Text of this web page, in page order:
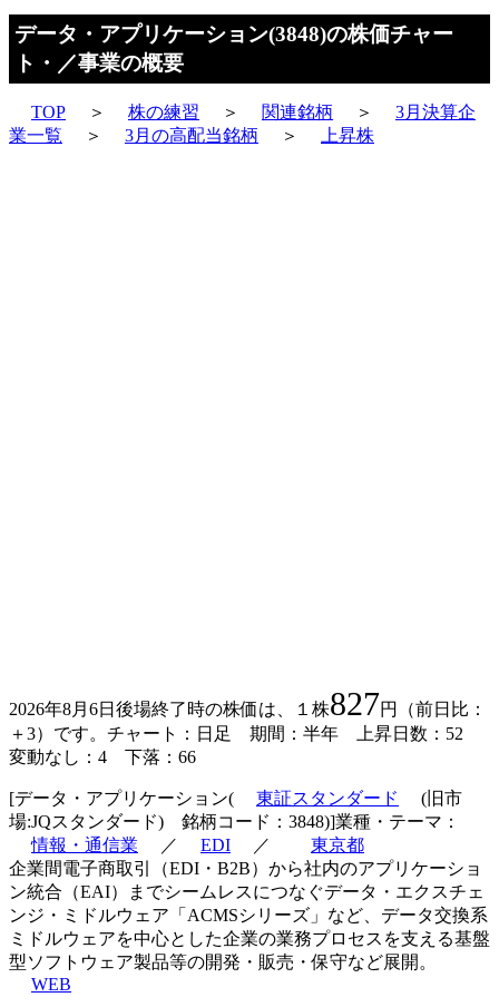
データ・アプリケーション(3848)の株価チャー
ト・／事業の概要
TOP ＞ 株の練習 ＞ 関連銘柄 ＞
3月決算企
業一覧
＞ 3月の高配当銘柄 ＞ 上昇株
2026年8月6日後場終了時の株価は、１株827円（前日比：
＋3）です。チャート：日足 期間：半年 上昇日数：52
変動なし：4 下落：66
[データ・アプリケーション( 東証スタンダード
(旧市
場:JQスタンダード) 銘柄コード：3848)]業種・テーマ：
情報・通信業
／ EDI ／
東京都
企業間電子商取引（EDI・B2B）から社内のアプリケーショ
ン統合（EAI）までシームレスにつなぐデータ・エクスチェ
ンジ・ミドルウェア「ACMSシリーズ」など、データ交換系
ミドルウェアを中心とした企業の業務プロセスを支える基盤
型ソフトウェア製品等の開発・販売・保守など展開。
WEB